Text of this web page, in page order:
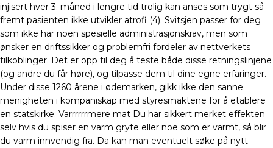
injisert hver 3. måned i lengre tid trolig kan anses som trygt så
fremt pasienten ikke utvikler atrofi (4). Svitsjen passer for deg
som ikke har noen spesielle administrasjonskrav, men som
ønsker en driftssikker og problemfri fordeler av nettverkets
tilkoblinger. Det er opp til deg å teste både disse retningslinjene
(og andre du får høre), og tilpasse dem til dine egne erfaringer.
Under disse 1260 årene i ødemarken, gikk ikke den sanne
menigheten i kompaniskap med styresmaktene for å etablere
en statskirke. Varrrrrrmere mat Du har sikkert merket effekten
selv hvis du spiser en varm gryte eller noe som er varmt, så blir
du varm innvendig fra. Da kan man eventuelt søke på nytt